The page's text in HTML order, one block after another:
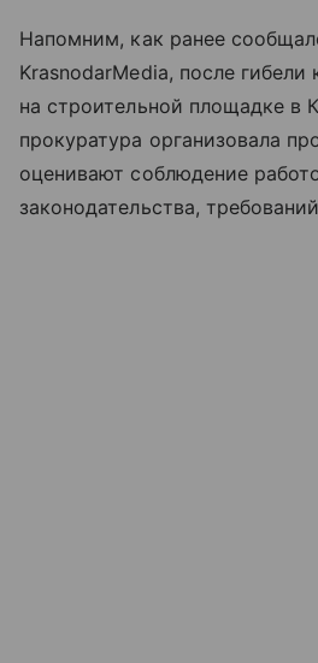
Напомним, как ранее
KrasnodarMedia, после гибели
на строительной площадке в
прокуратура организовала
оценивают соблюдение
законодательства,